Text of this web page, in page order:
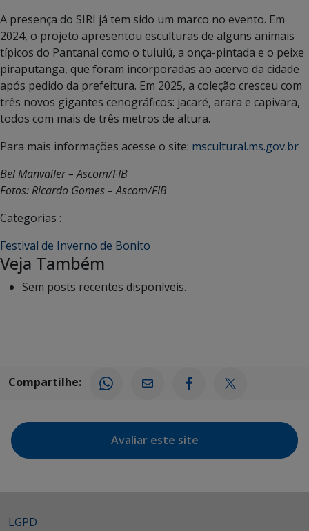
A presença do SIRI já tem sido um marco no evento. Em
2024, o projeto apresentou esculturas de alguns animais
típicos do Pantanal como o tuiuiú, a onça-pintada e o peixe
piraputanga, que foram incorporadas ao acervo da cidade
após pedido da prefeitura. Em 2025, a coleção cresceu com
três novos gigantes cenográficos: jacaré, arara e capivara,
todos com mais de três metros de altura.
Para mais informações acesse o site: mscultural.ms.gov.br
Bel Manvailer – Ascom/FIB
Fotos: Ricardo Gomes – Ascom/FIB
Categorias :
Festival de Inverno de Bonito
Veja Também
Sem posts recentes disponíveis.
Compartilhe:
Avaliar este site
LGPD